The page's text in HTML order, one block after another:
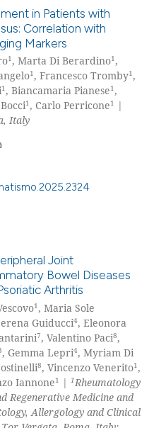
in Patients with
Correlation with
Markers
1 , Marta Di Berardino1 ,
1 , Francesco Tromby1 ,
1 , Biancamaria Pianese1 ,
1 , Carlo Perricone1 |
Italy
Joint
Bowel Diseases
Arthritis
1 , Maria Sole
Guiducci4, Eleonora
7, Valentino Paci8,
, Gemma Lepri4, Myriam Di
8, Vincenzo Venerito1 ,
Iannone1 |1 Rheumatology
Regenerative Medicine and
Allergology and Clinical